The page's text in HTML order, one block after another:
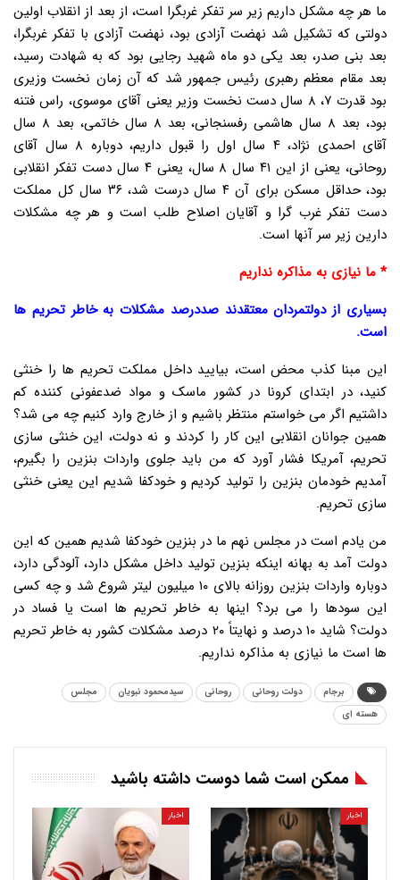
ما هر چه مشکل داریم زیر سر تفکر غربگرا است، از بعد از انقلاب اولین
دولتی که تشکیل شد نهضت آزادی بود، نهضت آزادی با تفکر غربگرا،
بعد بنی صدر، بعد یکی دو ماه شهید رجایی بود که به شهادت رسید،
بعد مقام معظم رهبری رئیس جمهور شد که آن زمان نخست وزیری
بود قدرت ۷، ۸ سال دست نخست وزیر یعنی آقای موسوی، راس فتنه
بود، بعد ۸ سال هاشمی رفسنجانی، بعد ۸ سال خاتمی، بعد ۸ سال
آقای احمدی نژاد، ۴ سال اول را قبول داریم، دوباره ۸ سال آقای
روحانی، یعنی از این ۴۱ سال ۸ سال، یعنی ۴ سال دست تفکر انقلابی
بود، حداقل مسکن برای آن ۴ سال درست شد، ۳۶ سال کل مملکت
دست تفکر غرب گرا و آقایان اصلاح طلب است و هر چه مشکلات
دارین زیر سر آنها است.
* ما نیازی به مذاکره نداریم
بسیاری از دولتمردان معتقدند صددرصد مشکلات به خاطر تحریم ها
است.
این مبنا کذب محض است، بیایید داخل مملکت تحریم ها را خنثی
کنید، در ابتدای کرونا در کشور ماسک و مواد ضدعفونی کننده کم
داشتیم اگر می خواستم منتظر باشیم و از خارج وارد کنیم چه می شد؟
همین جوانان انقلابی این کار را کردند و نه دولت، این خنثی سازی
تحریم، آمریکا فشار آورد که من باید جلوی واردات بنزین را بگیرم،
آمدیم خودمان بنزین را تولید کردیم و خودکفا شدیم این یعنی خنثی
سازی تحریم.
من یادم است در مجلس نهم ما در بنزین خودکفا شدیم همین که این
دولت آمد به بهانه اینکه بنزین تولید داخل مشکل دارد، آلودگی دارد،
دوباره واردات بنزین روزانه بالای ۱۰ میلیون لیتر شروع شد و چه کسی
این سودها را می برد؟ اینها به خاطر تحریم ها است یا فساد در
دولت؟ شاید ۱۰ درصد و نهایتاً ۲۰ درصد مشکلات کشور به خاطر تحریم
ها است ما نیازی به مذاکره نداریم.
برجام دولت روحانی روحانی سیدمحمود نبویان
مجلس
هسته ای
ممکن است شما دوست داشته باشید
اخبار اخبار